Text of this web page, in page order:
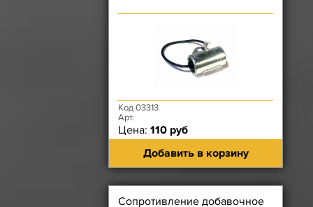
Код 03313
Арт.
Цена: 110 руб
Добавить в корзину
Сопротивление добавочное